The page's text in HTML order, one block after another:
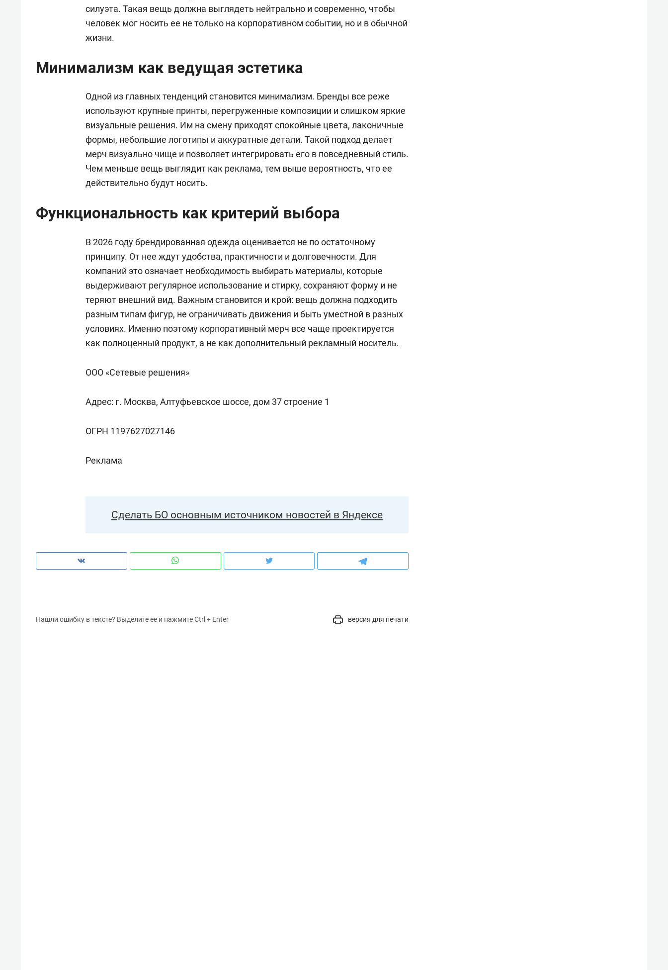
силуэта. Такая вещь должна выглядеть нейтрально и современно, чтобы
человек мог носить ее не только на корпоративном событии, но и в обычной
жизни.
Минимализм как ведущая эстетика
Одной из главных тенденций становится минимализм. Бренды все реже
используют крупные принты, перегруженные композиции и слишком яркие
визуальные решения. Им на смену приходят спокойные цвета, лаконичные
формы, небольшие логотипы и аккуратные детали. Такой подход делает
мерч визуально чище и позволяет интегрировать его в повседневный стиль.
Чем меньше вещь выглядит как реклама, тем выше вероятность, что ее
действительно будут носить.
Функциональность как критерий выбора
В 2026 году брендированная одежда оценивается не по остаточному
принципу. От нее ждут удобства, практичности и долговечности. Для
компаний это означает необходимость выбирать материалы, которые
выдерживают регулярное использование и стирку, сохраняют форму и не
теряют внешний вид. Важным становится и крой: вещь должна подходить
разным типам фигур, не ограничивать движения и быть уместной в разных
условиях. Именно поэтому корпоративный мерч все чаще проектируется
как полноценный продукт, а не как дополнительный рекламный носитель.
ООО «Сетевые решения»
Адрес: г. Москва, Алтуфьевское шоссе, дом 37 строение 1
ОГРН 1197627027146
Реклама
Сделать БО основным источником новостей в Яндексе
Нашли ошибку в тексте? Выделите ее и нажмите Ctrl + Enter версия для печати